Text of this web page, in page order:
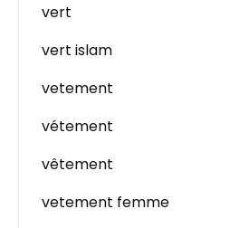
vert
vert islam
vetement
vétement
vêtement
vetement femme